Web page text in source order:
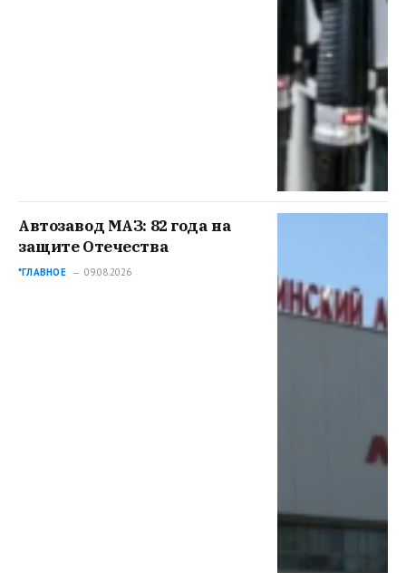
Автозавод МАЗ: 82 года на
защите Отечества
*ГЛАВНОЕ 09.08.2026